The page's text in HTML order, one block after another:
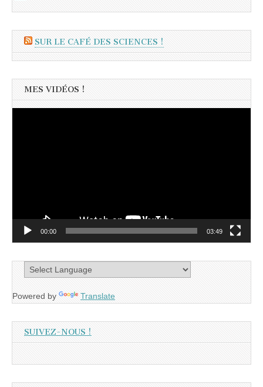
SUR LE CAFÉ DES SCIENCES !
MES VIDÉOS !
00:00 03:49
Powered by Translate
SUIVEZ-NOUS !